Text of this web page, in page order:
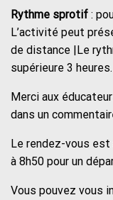
Rythme sprotif :
L’activité peut
de distance |Le
supérieure 3 heures.
Merci aux
dans un
Le rendez-vous est
à 8h50 pour un
Vous pouvez vous